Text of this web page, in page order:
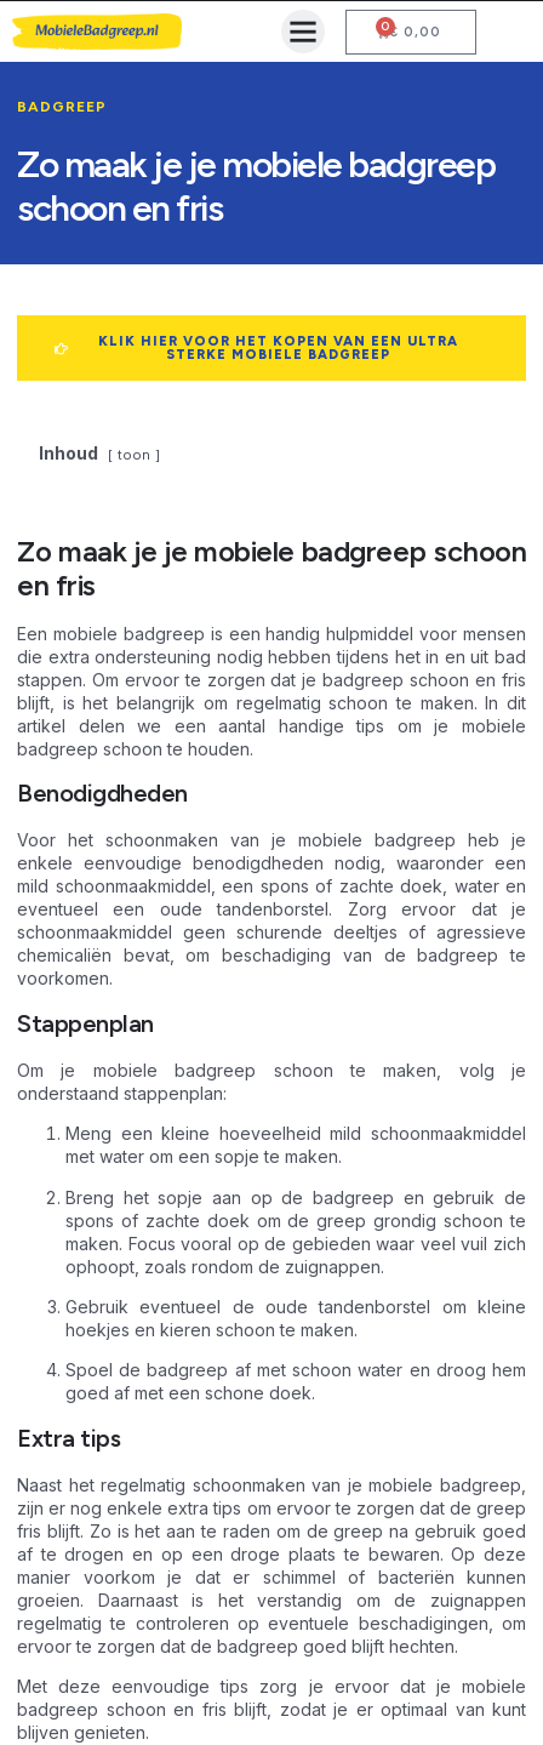
€ 0,00
0
BADGREEP
Zo maak je je mobiele badgreep
schoon en fris
KLIK HIER VOOR HET KOPEN VAN EEN ULTRA
STERKE MOBIELE BADGREEP
Inhoud toon
Zo maak je je mobiele badgreep schoon
en fris
Een mobiele badgreep is een handig hulpmiddel voor mensen
die extra ondersteuning nodig hebben tijdens het in en uit bad
stappen. Om ervoor te zorgen dat je badgreep schoon en fris
blijft, is het belangrijk om regelmatig schoon te maken. In dit
artikel delen we een aantal handige tips om je mobiele
badgreep schoon te houden.
Benodigdheden
Voor het schoonmaken van je mobiele badgreep heb je
enkele eenvoudige benodigdheden nodig, waaronder een
mild schoonmaakmiddel, een spons of zachte doek, water en
eventueel een oude tandenborstel. Zorg ervoor dat je
schoonmaakmiddel geen schurende deeltjes of agressieve
chemicaliën bevat, om beschadiging van de badgreep te
voorkomen.
Stappenplan
Om je mobiele badgreep schoon te maken, volg je
onderstaand stappenplan:
Meng een kleine hoeveelheid mild schoonmaakmiddel
met water om een sopje te maken.
Breng het sopje aan op de badgreep en gebruik de
spons of zachte doek om de greep grondig schoon te
maken. Focus vooral op de gebieden waar veel vuil zich
ophoopt, zoals rondom de zuignappen.
Gebruik eventueel de oude tandenborstel om kleine
hoekjes en kieren schoon te maken.
Spoel de badgreep af met schoon water en droog hem
goed af met een schone doek.
Extra tips
Naast het regelmatig schoonmaken van je mobiele badgreep,
zijn er nog enkele extra tips om ervoor te zorgen dat de greep
fris blijft. Zo is het aan te raden om de greep na gebruik goed
af te drogen en op een droge plaats te bewaren. Op deze
manier voorkom je dat er schimmel of bacteriën kunnen
groeien. Daarnaast is het verstandig om de zuignappen
regelmatig te controleren op eventuele beschadigingen, om
ervoor te zorgen dat de badgreep goed blijft hechten.
Met deze eenvoudige tips zorg je ervoor dat je mobiele
badgreep schoon en fris blijft, zodat je er optimaal van kunt
blijven genieten.